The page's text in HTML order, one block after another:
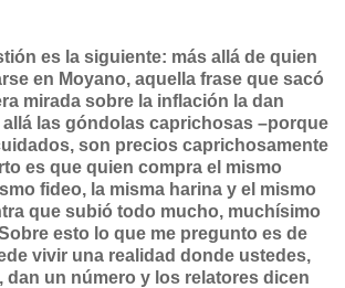
es la siguiente: más allá de quien
en Moyano, aquella frase que sacó
mirada sobre la inflación la dan
las góndolas caprichosas –porque
son precios caprichosamente
es que quien compra el mismo
fideo, la misma harina y el mismo
que subió todo mucho, muchísimo
esto lo que me pregunto es de
vivir una realidad donde ustedes,
dan un número y los relatores dicen